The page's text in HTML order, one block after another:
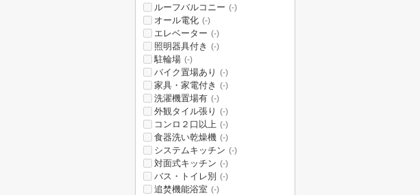
ルーフバルコニー (-)
オール電化 (-)
エレベーター (-)
照明器具付き (-)
駐輪場 (-)
バイク置場あり (-)
家具・家電付き (-)
洗濯機置場有 (-)
外観タイル張り (-)
コンロ２口以上 (-)
食器洗い乾燥機 (-)
システムキッチン (-)
対面式キッチン (-)
バス・トイレ別 (-)
追焚機能浴室 (-)